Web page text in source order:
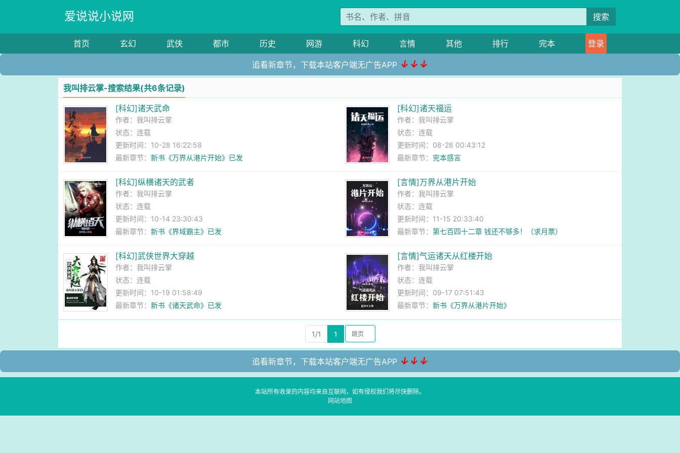
爱说说小说网 搜索
首页 玄幻 武侠 都市 历史 网游 科幻 言情 其他 排行 完本 登录
追看新章节，下载本站客户端无广告APP ↓↓↓
我叫排云掌-搜索结果(共6条记录)
[科幻]诸天武命
作者：我叫排云掌
状态：连载
更新时间：10-28 16:22:58
最新章节：新书《万界从港片开始》已发
[科幻]诸天福运
作者： 我叫排云掌
状态：连载
更新时间：08-28 00:43:12
最新章节： 完本感言
[科幻]纵横诸天的武者
作者：我叫排云掌
状态：连载
更新时间：10-14 23:30:43
最新章节：新书《界域霸主》已发
[言情]万界从港片开始
作者： 我叫排云掌
状态：连载
更新时间：11-15 20:33:40
最新章节： 第七百四十二章 钱还不够多！（求月票）
[科幻]武侠世界大穿越
作者：我叫排云掌
状态：连载
更新时间：10-19 01:58:49
最新章节：新书《诸天武命》已发
[言情]气运诸天从红楼开始
作者： 我叫排云掌
状态：连载
更新时间：09-17 07:51:43
最新章节： 新书《万界从港片开始》
1/1 1
追看新章节，下载本站客户端无广告APP ↓↓↓
本站所有收录的内容均来自互联网，如有侵权我们将尽快删除。
网站地图